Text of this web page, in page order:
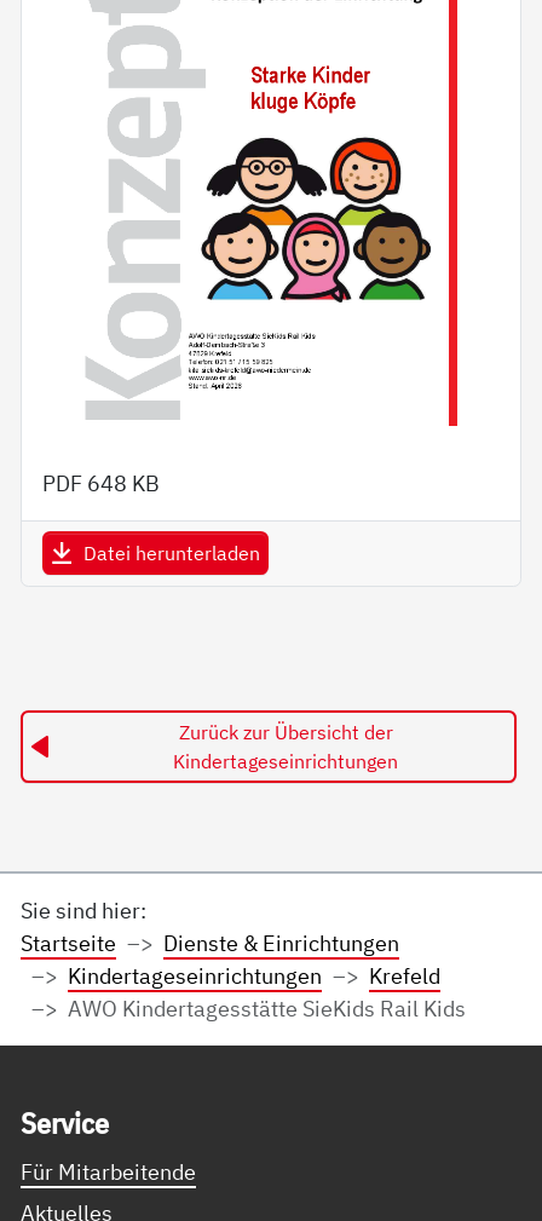
PDF 648 KB
Datei herunterladen
Zurück zur Übersicht der
Kindertageseinrichtungen
Sie sind hier:
Startseite
Dienste & Einrichtungen
Kindertageseinrichtungen
Krefeld
AWO Kindertagesstätte SieKids Rail Kids
Ser­vice
Für Mitarbeitende
Aktuelles